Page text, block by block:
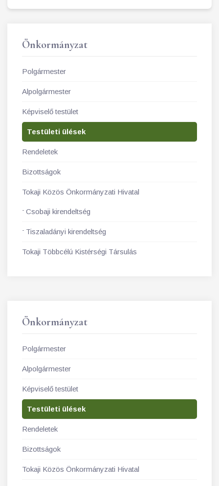
Önkormányzat
Polgármester
Alpolgármester
Képviselő testület
Testületi ülések
Rendeletek
Bizottságok
Tokaji Közös Önkormányzati Hivatal
Csobaji kirendeltség
Tiszaladányi kirendeltség
Tokaji Többcélú Kistérségi Társulás
Önkormányzat
Polgármester
Alpolgármester
Képviselő testület
Testületi ülések
Rendeletek
Bizottságok
Tokaji Közös Önkormányzati Hivatal